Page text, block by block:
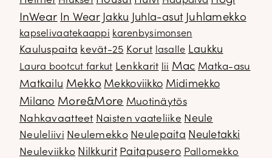
InWear In Wear Jakku Juhla-asut Juhlamekko
kapselivaatekaappi karenbysimonsen
Kauluspaita kevät-25 Korut lasalle Laukku
Laura bootcut farkut Lenkkarit lii Mac Matka-asu
Matkailu Mekko Mekkoviikko Midimekko
Milano More&More Muotinäytös
Nahkavaatteet Naisten vaateliike Neule
Neuleliivi Neulemekko Neulepaita Neuletakki
Neuleviikko Nilkkurit Paitapusero Pallomekko